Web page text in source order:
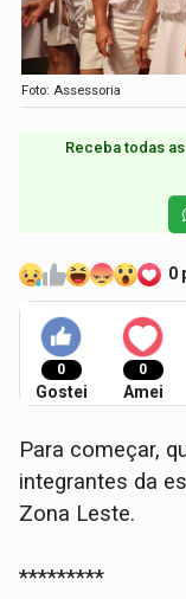
Foto: Assessoria
Receba todas
0
0
Gostei
0
Amei
Para começar,
integrantes da
Zona Leste.
*********